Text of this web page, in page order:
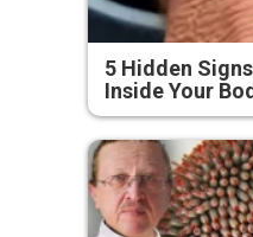
5 Hidden
Inside Your